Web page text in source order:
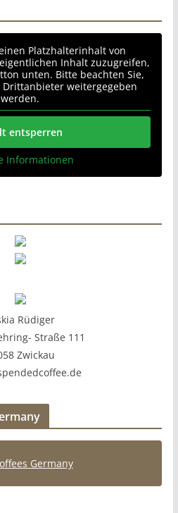
Platzhalterinhalt von
Inhalt zuzugreifen,
unten. Bitte beachten Sie,
Drittanbieter weitergegeben
werden.
entsperren
Informationen
Rüdiger
Straße 111
Zwickau
Germany